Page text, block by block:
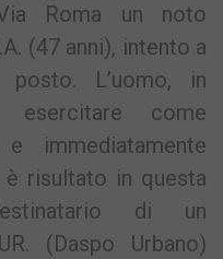
Roma un noto
(47 anni), intento a
L’uomo, in
come
immediatamente
è risultato in questa
di un
(Daspo Urbano)